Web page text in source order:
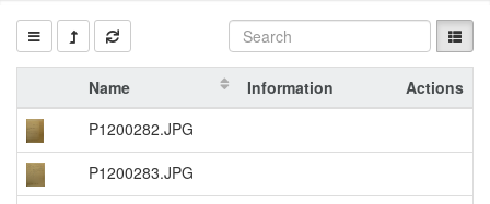
Name Information
Actions
P1200282.JPG
P1200283.JPG